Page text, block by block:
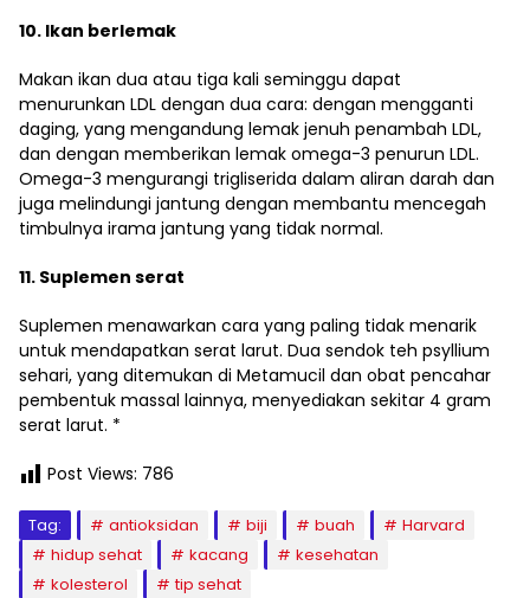
10. Ikan berlemak
Makan ikan dua atau tiga kali seminggu dapat
menurunkan LDL dengan dua cara: dengan mengganti
daging, yang mengandung lemak jenuh penambah LDL,
dan dengan memberikan lemak omega-3 penurun LDL.
Omega-3 mengurangi trigliserida dalam aliran darah dan
juga melindungi jantung dengan membantu mencegah
timbulnya irama jantung yang tidak normal.
11. Suplemen serat
Suplemen menawarkan cara yang paling tidak menarik
untuk mendapatkan serat larut. Dua sendok teh psyllium
sehari, yang ditemukan di Metamucil dan obat pencahar
pembentuk massal lainnya, menyediakan sekitar 4 gram
serat larut. *
Post Views: 786
Tag: antioksidan biji buah
Harvard
hidup sehat
kacang
kesehatan
kolesterol
tip sehat